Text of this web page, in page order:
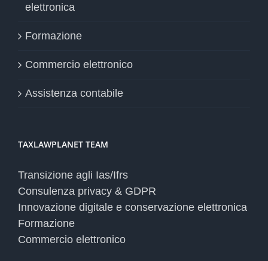
elettronica
Formazione
Commercio elettronico
Assistenza contabile
TAXLAWPLANET TEAM
Transizione agli Ias/Ifrs
Consulenza privacy & GDPR
Innovazione digitale e conservazione elettronica
Formazione
Commercio elettronico